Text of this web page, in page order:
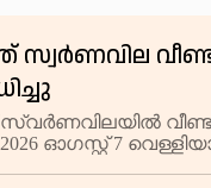
സ്വര്‍ണവില
ഓഗസ്റ്റ് 7